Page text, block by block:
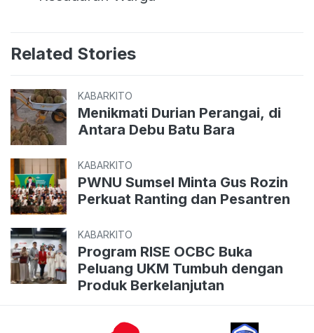
Related Stories
KABARKITO
Menikmati Durian Perangai, di
Antara Debu Batu Bara
KABARKITO
PWNU Sumsel Minta Gus Rozin
Perkuat Ranting dan Pesantren
KABARKITO
Program RISE OCBC Buka
Peluang UKM Tumbuh dengan
Produk Berkelanjutan